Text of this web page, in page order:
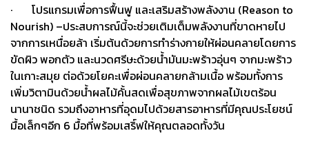
· โปรแกรมเพื่อการฟื้นฟู และเสริมสร้างพลังงาน (Reason to
Nourish) –ประสบการณ์นี้จะช่วยเติมเต็มพลังงานที่ขาดหายไป
จากการเหนื่อยล้า เริ่มต้นด้วยการทำร่างกายให้ผ่อนคลายโดยการ
ขัดผิว พอกตัว และนวดศรีษะด้วยน้ำมันมะพร้าวอุ่นๆ จากมะพร้าว
ในเกาะสมุย ต่อด้วยโยคะเพื่อผ่อนคลายกล้ามเนื้อ พร้อมทั้งการ
เพิ่มวิตามินด้วยน้ำผลไม้คั้นสดเพื่อสุขภาพจากผลไม้เขตร้อน
นานาชนิด รวมถึงอาหารที่อุดมไปด้วยสารอาหารที่มีคุณประโยชน์
มื้อเล็กๆอีก 6 มื้อที่พร้อมเสริ์ฟให้คุณตลอดทั้งวัน